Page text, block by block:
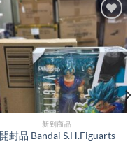
新到商品​
開封品 Bandai S.H.Figuarts